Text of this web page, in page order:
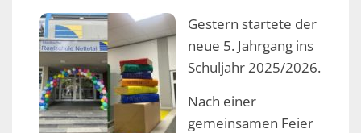
Gestern startete der
neue 5. Jahrgang ins
Schuljahr 2025/2026.
Nach einer
gemeinsamen Feier